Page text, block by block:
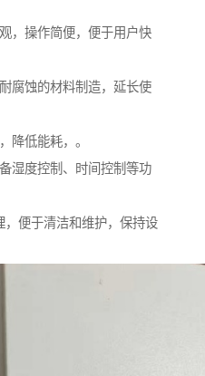
，操作简便，便于用户快
腐蚀的材料制造，延长使
降低能耗，。
湿度控制、时间控制等功
，便于清洁和维护，保持设